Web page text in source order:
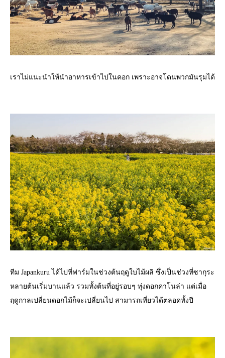
เราไม่แนะนำให้นำอาหารเข้าไปในคอก เพราะอาจโดนพวกมันรุมได้
ทีม Japankuru ได้ไปที่ฟาร์มในช่วงต้นฤดูใบไม้ผลิ ซึ่งเป็นช่วงที่ซากุระ
หลายต้นเริ่มบานแล้ว รวมทั้งต้นที่อยู่รอบๆ ทุ่งดอกคาโนล่า แต่เมื่อ
ฤดูกาลเปลี่ยนดอกไม้ก็จะเปลี่ยนไป สามารถเที่ยวได้ตลอดทั้งปี